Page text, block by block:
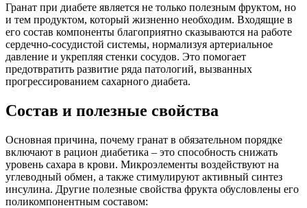
Гранат при диабете является не только полезным фруктом, но
и тем продуктом, который жизненно необходим. Входящие в
его состав компоненты благоприятно сказываются на работе
сердечно-сосудистой системы, нормализуя артериальное
давление и укрепляя стенки сосудов. Это помогает
предотвратить развитие ряда патологий, вызванных
прогрессированием сахарного диабета.
Состав и полезные свойства
Основная причина, почему гранат в обязательном порядке
включают в рацион диабетика – это способность снижать
уровень сахара в крови. Микроэлементы воздействуют на
углеводный обмен, а также стимулируют активный синтез
инсулина. Другие полезные свойства фрукта обусловлены его
поликомпонентным составом: